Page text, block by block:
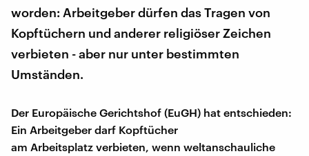
worden: Arbeitgeber dürfen das Tragen von
Kopftüchern und anderer religiöser Zeichen
verbieten - aber nur unter bestimmten
Umständen.
Der Europäische Gerichtshof (EuGH) hat entschieden:
Ein Arbeitgeber darf Kopftücher
am Arbeitsplatz verbieten, wenn weltanschauliche